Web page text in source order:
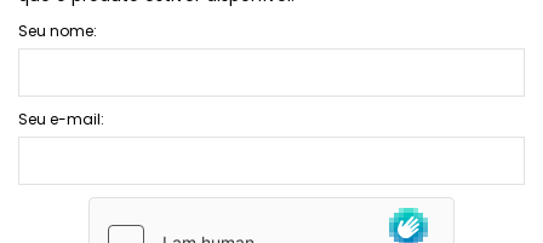
Pachyphytuns E Pachyverias
Rhipsalis E Afins
Seduns E Sedeverias
Seu nome:
Seu e-mail: